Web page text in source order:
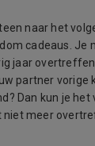
naar het
cadeaus. Je
jaar
partner vorige
Dan kun je
niet meer